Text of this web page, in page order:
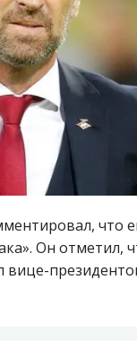
что
Он отметил,